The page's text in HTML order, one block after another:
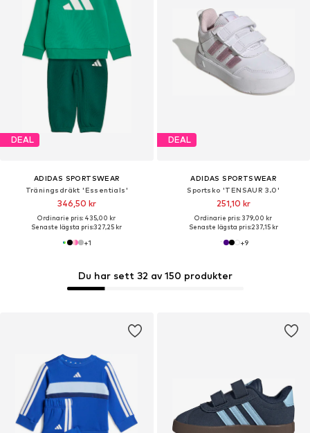
DEAL
ADIDAS SPORTSWEAR
Träningsdräkt 'Essentials'
346,50 kr
Ordinarie pris: 435,00 kr
Senaste lägsta pris:327,25 kr
+1
DEAL
ADIDAS SPORTSWEAR
Sportsko 'TENSAUR 3.0'
251,10 kr
Ordinarie pris: 379,00 kr
Senaste lägsta pris:237,15 kr
+9
Du har sett 32 av 150 produkter